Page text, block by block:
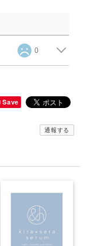
0
Save
通報する